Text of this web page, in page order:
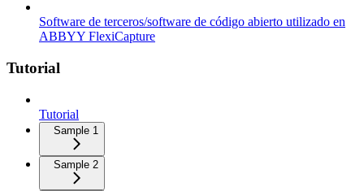
Software de terceros/software de código abierto utilizado en
ABBYY FlexiCapture
Tutorial
Tutorial
Sample 1
Sample 2